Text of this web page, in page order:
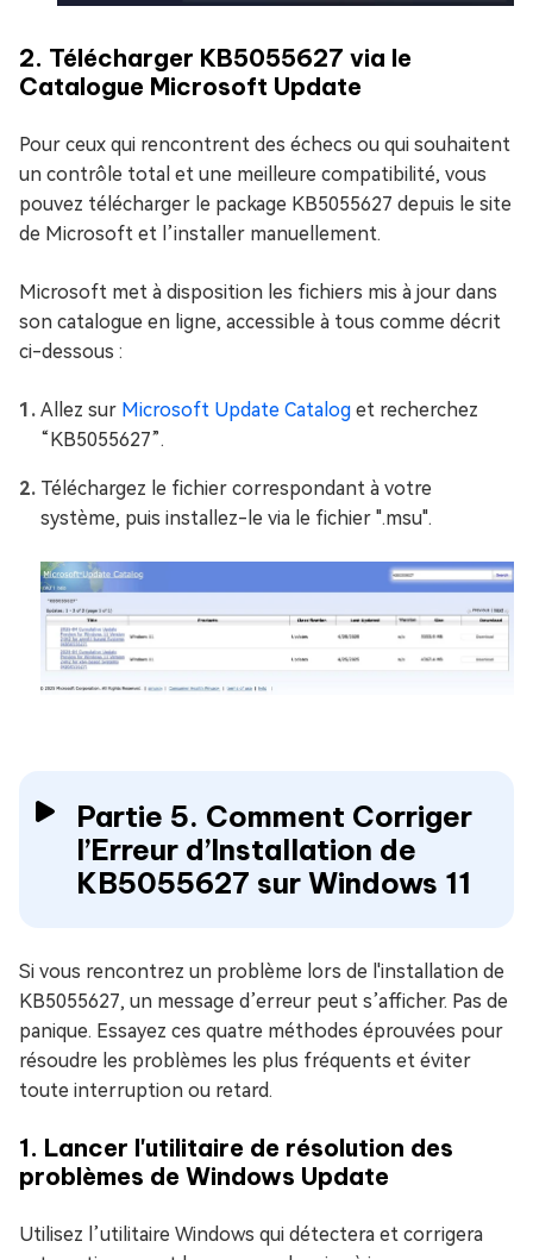
2. Télécharger KB5055627 via le
Catalogue Microsoft Update
Pour ceux qui rencontrent des échecs ou qui souhaitent
un contrôle total et une meilleure compatibilité, vous
pouvez télécharger le package KB5055627 depuis le site
de Microsoft et l’installer manuellement.
Microsoft met à disposition les fichiers mis à jour dans
son catalogue en ligne, accessible à tous comme décrit
ci-dessous :
Allez sur Microsoft Update Catalog et recherchez
“KB5055627”.
Téléchargez le fichier correspondant à votre
système, puis installez-le via le fichier ".msu".
Partie 5. Comment Corriger
l’Erreur d’Installation de
KB5055627 sur Windows 11
Si vous rencontrez un problème lors de l'installation de
KB5055627, un message d’erreur peut s’afficher. Pas de
panique. Essayez ces quatre méthodes éprouvées pour
résoudre les problèmes les plus fréquents et éviter
toute interruption ou retard.
1. Lancer l'utilitaire de résolution des
problèmes de Windows Update
Utilisez l’utilitaire Windows qui détectera et corrigera